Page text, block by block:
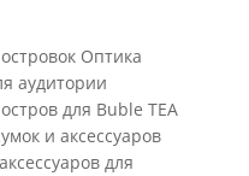
Оптика
аудитории
для Buble TEA
и аксессуаров
для